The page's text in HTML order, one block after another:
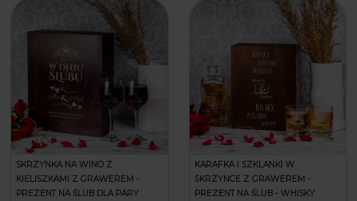
SKRZYNKA NA WINO Z
KIELISZKAMI Z GRAWEREM -
PREZENT NA ŚLUB DLA PARY
KARAFKA I SZKLANKI W
SKRZYNCE Z GRAWEREM -
PREZENT NA ŚLUB - WHISKY